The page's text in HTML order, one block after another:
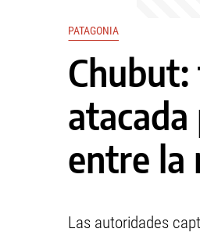
PATAGONIA
entre la
Las autoridades